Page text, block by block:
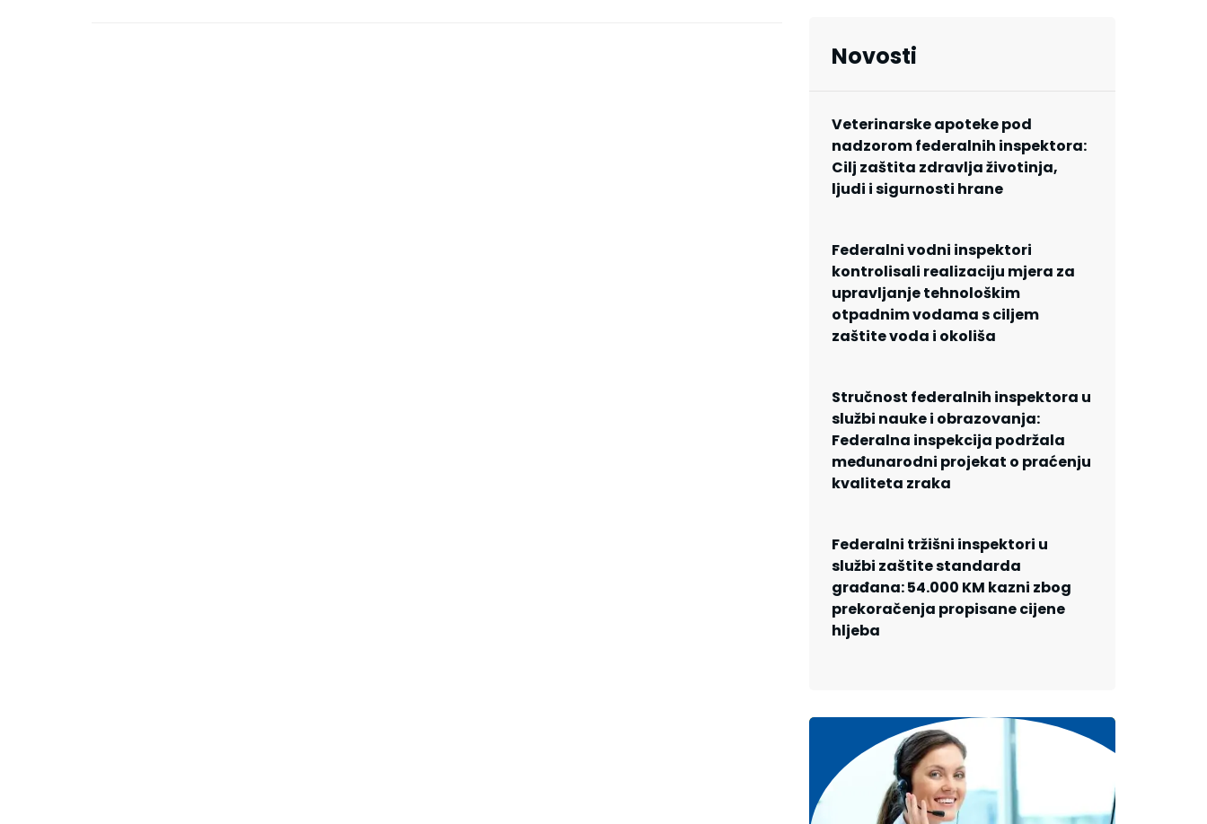
Novosti
Veterinarske apoteke pod
nadzorom federalnih inspektora:
Cilj zaštita zdravlja životinja,
ljudi i sigurnosti hrane
Federalni vodni inspektori
kontrolisali realizaciju mjera za
upravljanje tehnološkim
otpadnim vodama s ciljem
zaštite voda i okoliša
Stručnost federalnih inspektora u
službi nauke i obrazovanja:
Federalna inspekcija podržala
međunarodni projekat o praćenju
kvaliteta zraka
Federalni tržišni inspektori u
službi zaštite standarda
građana: 54.000 KM kazni zbog
prekoračenja propisane cijene
hljeba